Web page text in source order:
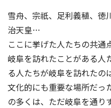
雪舟、宗祇、足利義稙、徳
治天皇…
ここに挙げた人たちの共通
岐阜を訪れたことがある人
る人たちが岐阜を訪れたの
文化的にも重要な場所だっ
の多くは、ただ岐阜を通り